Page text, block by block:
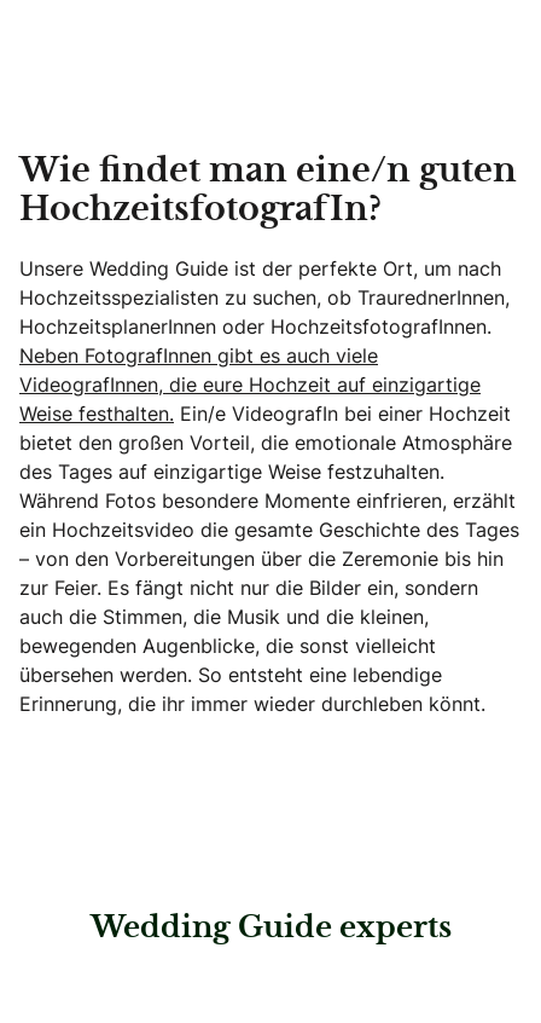
Wie findet man eine/n guten
HochzeitsfotografIn?
Unsere Wedding Guide ist der perfekte Ort, um nach
Hochzeitsspezialisten zu suchen, ob TraurednerInnen,
HochzeitsplanerInnen oder HochzeitsfotografInnen.
Neben FotografInnen gibt es auch viele
VideografInnen, die eure Hochzeit auf einzigartige
Weise festhalten. Ein/e VideografIn bei einer Hochzeit
bietet den großen Vorteil, die emotionale Atmosphäre
des Tages auf einzigartige Weise festzuhalten.
Während Fotos besondere Momente einfrieren, erzählt
ein Hochzeitsvideo die gesamte Geschichte des Tages
– von den Vorbereitungen über die Zeremonie bis hin
zur Feier. Es fängt nicht nur die Bilder ein, sondern
auch die Stimmen, die Musik und die kleinen,
bewegenden Augenblicke, die sonst vielleicht
übersehen werden. So entsteht eine lebendige
Erinnerung, die ihr immer wieder durchleben könnt.
Wedding Guide experts